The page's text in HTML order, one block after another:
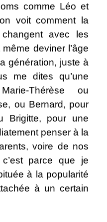
comme Léo et
voit comment la
avec les
deviner l’âge
génération, juste à
me dites qu’une
Thérèse ou
ou Bernard, pour
Brigitte, pour une
penser à la
voire de nos
parce que je
à la popularité
à un certain